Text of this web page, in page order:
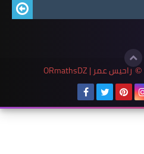
© راحيس عمر | ORmathsDZ